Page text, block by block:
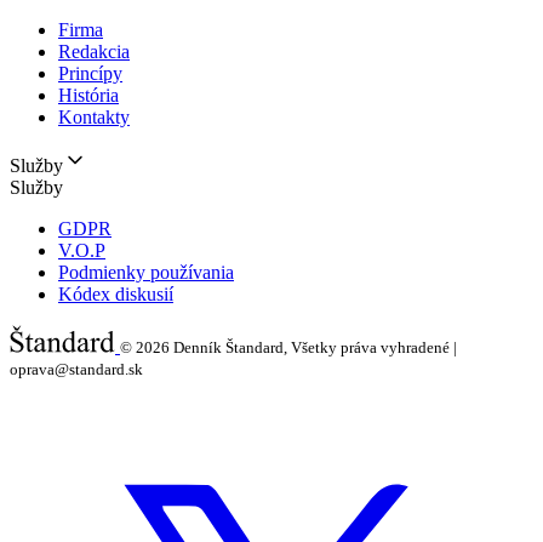
Firma
Redakcia
Princípy
História
Kontakty
Služby
Služby
GDPR
V.O.P
Podmienky používania
Kódex diskusií
© 2026 Denník Štandard, Všetky práva vyhradené |
oprava@standard.sk